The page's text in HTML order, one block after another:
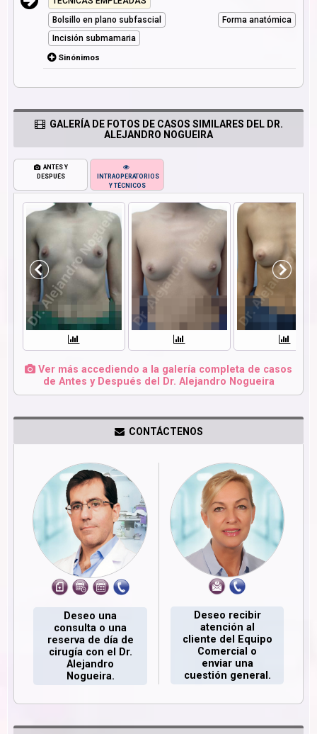
Bolsillo en plano subfascial
Forma anatómica
Incisión submamaria
Sinónimos
GALERÍA DE FOTOS DE CASOS SIMILARES DEL DR.
ALEJANDRO NOGUEIRA
ANTES Y
DESPUÉS
INTRAOPERATORIOS
Y TÉCNICOS
Ver más accediendo a la galería completa de casos
de Antes y Después del Dr. Alejandro Nogueira
CONTÁCTENOS
Deseo una
consulta o una
reserva de día de
cirugía con el Dr.
Alejandro
Nogueira.
Deseo recibir
atención al
cliente del Equipo
Comercial o
enviar una
cuestión general.